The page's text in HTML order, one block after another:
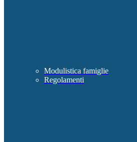
Modulistica famiglie
Regolamenti